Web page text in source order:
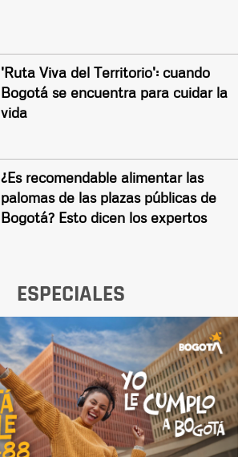
'Ruta Viva del Territorio': cuando
Bogotá se encuentra para cuidar la
vida
¿Es recomendable alimentar las
palomas de las plazas públicas de
Bogotá? Esto dicen los expertos
ESPECIALES